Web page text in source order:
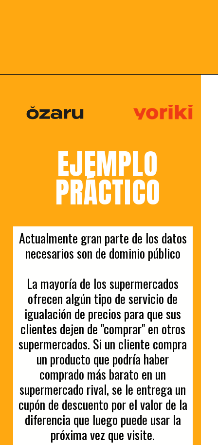
EJEMPLO
PRÁCTICO
Actualmente gran parte de los datos
necesarios son de dominio público
La mayoría de los supermercados
ofrecen algún tipo de servicio de
igualación de precios para que sus
clientes dejen de "comprar" en otros
supermercados. Si un cliente compra
un producto que podría haber
comprado más barato en un
supermercado rival, se le entrega un
cupón de descuento por el valor de la
diferencia que luego puede usar la
próxima vez que visite.